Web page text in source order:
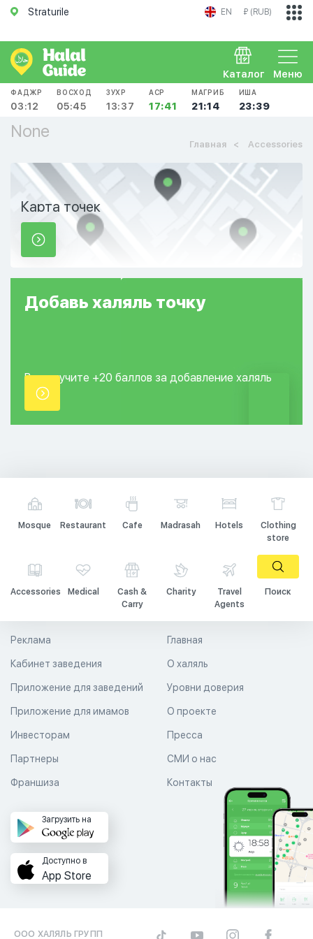
Straturile EN ₽ (RUB)
Меню
Каталог
ФАДЖР
03:12
ВОСХОД
05:45
ЗУХР
13:37
АСР
17:41
МАГРИБ
21:14
ИША
23:39
None
Главная Accessories
Карта точек
Добавь халяль точку
Вы получите +20 баллов за добавление халяль
точки.
Mosque Restaurant Cafe Madrasah Hotels
Clothing
store
Accessories Medical
Cash &
Carry
Charity
Travel
Agents
Поиск
Главная
О халяль
Уровни доверия
Реклама
Кабинет заведения
Приложение для заведений
Приложение для имамов О проекте
Пресса
СМИ о нас
Контакты
Инвесторам
Партнеры
Франшиза
Загрузить на
Доступно в
App Store
ООО ХАЛЯЛЬ ГРУПП